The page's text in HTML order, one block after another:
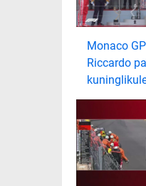
Monaco
Riccardo